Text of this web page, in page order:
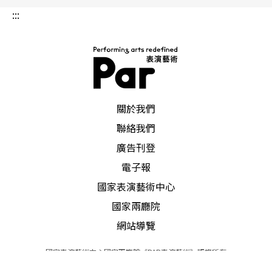
:::
關於我們
聯絡我們
廣告刊登
電子報
國家表演藝術中心
國家兩廳院
網站導覽
國家表演藝術中心國家兩廳院《PAR表演藝術》版權所有